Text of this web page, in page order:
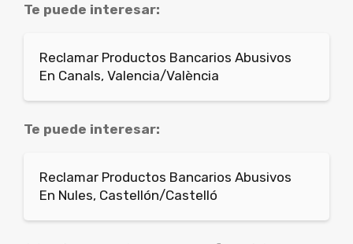
Te puede interesar:
Reclamar Productos Bancarios Abusivos
En Canals, Valencia/València
Te puede interesar:
Reclamar Productos Bancarios Abusivos
En Nules, Castellón/Castelló